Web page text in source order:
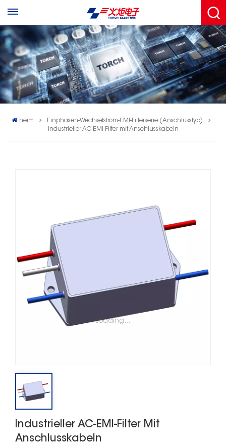
heim
Einphasen-Wechselstrom-EMl-Filterserie (Anschlusstyp)
Industrieller AC-EMI-Filter mit Anschlusskabeln
Loading...
Industrieller AC-EMI-Filter Mit
Anschlusskabeln